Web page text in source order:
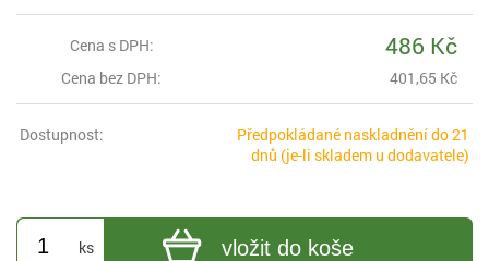
Cena s DPH: 486 Kč
Cena bez DPH: 401,65 Kč
Dostupnost:
Předpokládané naskladnění do 21
dnů (je-li skladem u dodavatele)
ks vložit do koše